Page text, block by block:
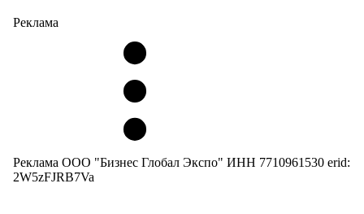
Реклама
Реклама ООО "Бизнес Глобал Экспо" ИНН 7710961530 erid:
2W5zFJRB7Va